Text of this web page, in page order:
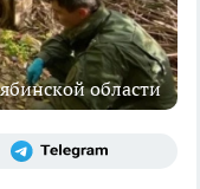
области